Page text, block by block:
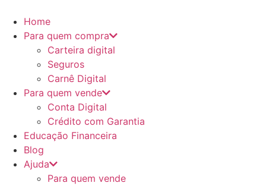
para
conteúdo
Home
Para quem compra
Carteira digital
Seguros
Carnê Digital
Para quem vende
Conta Digital
Crédito com Garantia
Educação Financeira
Blog
Ajuda
Para quem vende